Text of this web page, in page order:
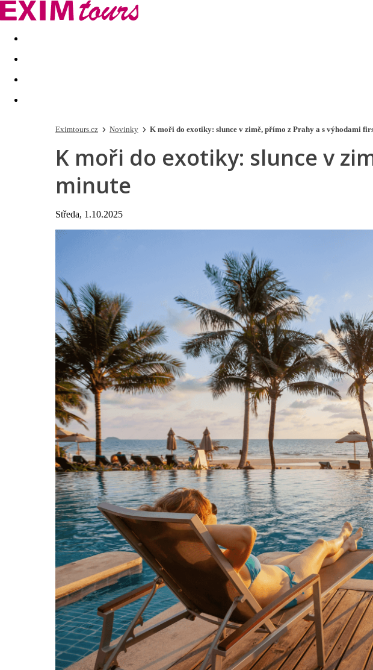
Akční nabídky Last minute
Eximtours.cz Novinky K moři do exotiky: slunce v zimě, přímo z Prahy a s výhodami
K moři do exotiky: slunce v
minute
Středa, 1.10.2025